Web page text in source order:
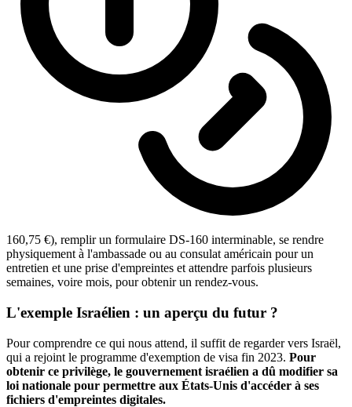
160,75 €), remplir un formulaire DS-160 interminable, se rendre
physiquement à l'ambassade ou au consulat américain pour un
entretien et une prise d'empreintes et attendre parfois plusieurs
semaines, voire mois, pour obtenir un rendez-vous.
L'exemple Israélien : un aperçu du futur ?
Pour comprendre ce qui nous attend, il suffit de regarder vers Israël,
qui a rejoint le programme d'exemption de visa fin 2023. Pour
obtenir ce privilège, le gouvernement israélien a dû modifier sa
loi nationale pour permettre aux États-Unis d'accéder à ses
fichiers d'empreintes digitales.